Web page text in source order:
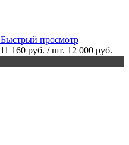
Быстрый просмотр
11 160 руб. / шт. 12 000 руб.